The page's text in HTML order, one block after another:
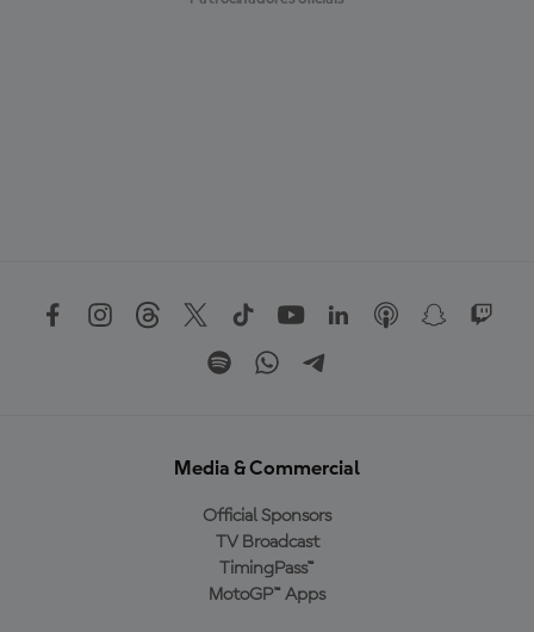
Media & Commercial
Official Sponsors
TV Broadcast
TimingPass™
MotoGP™ Apps